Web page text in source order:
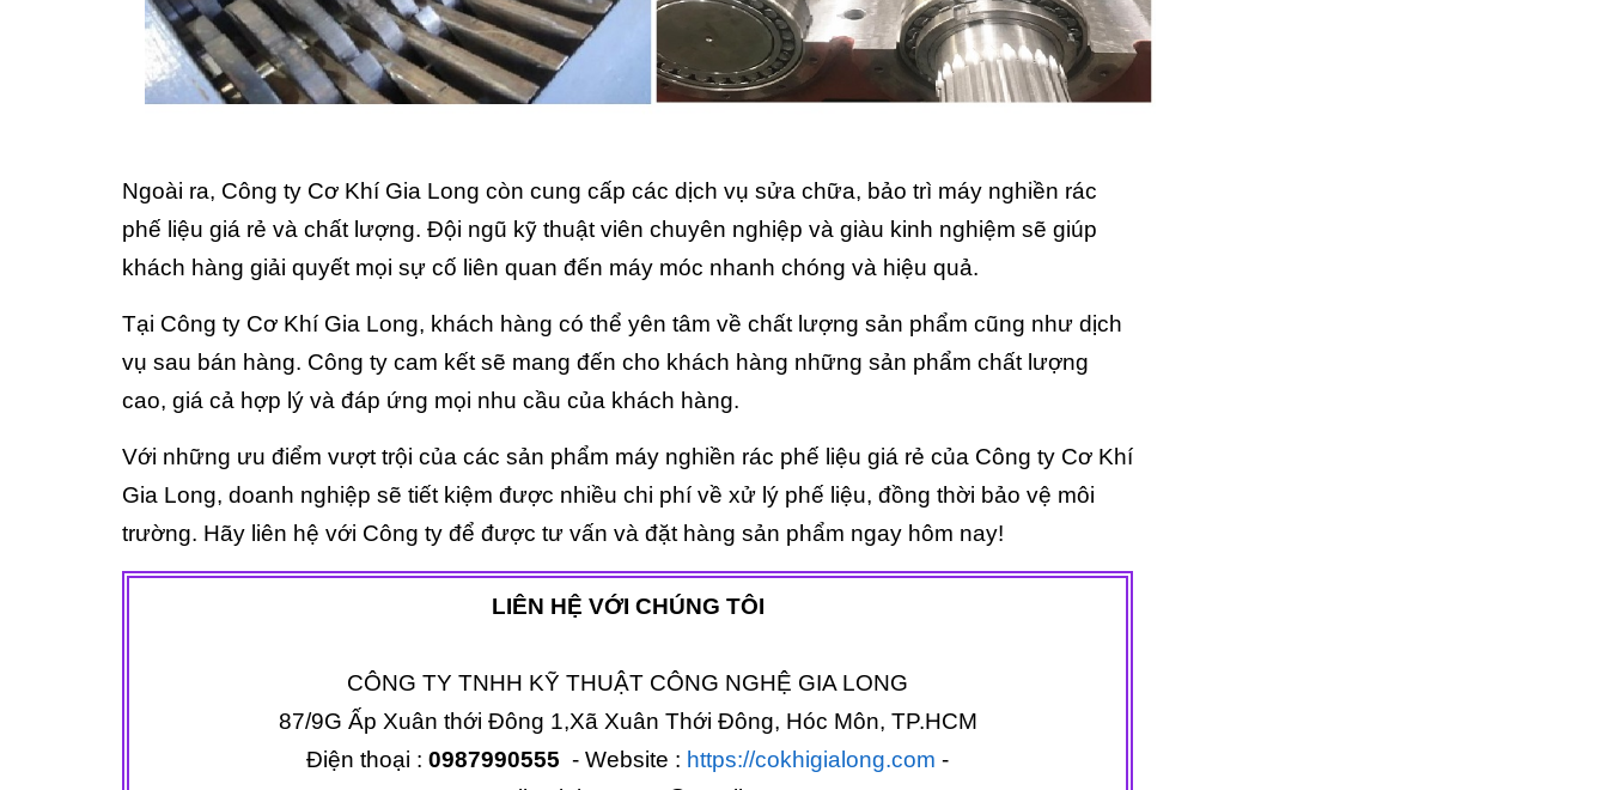
Ngoài ra, Công ty Cơ Khí Gia Long còn cung cấp các dịch vụ sửa chữa, bảo trì máy nghiền rác
phế liệu giá rẻ và chất lượng. Đội ngũ kỹ thuật viên chuyên nghiệp và giàu kinh nghiệm sẽ giúp
khách hàng giải quyết mọi sự cố liên quan đến máy móc nhanh chóng và hiệu quả.
Tại Công ty Cơ Khí Gia Long, khách hàng có thể yên tâm về chất lượng sản phẩm cũng như dịch
vụ sau bán hàng. Công ty cam kết sẽ mang đến cho khách hàng những sản phẩm chất lượng
cao, giá cả hợp lý và đáp ứng mọi nhu cầu của khách hàng.
Với những ưu điểm vượt trội của các sản phẩm máy nghiền rác phế liệu giá rẻ của Công ty Cơ Khí
Gia Long, doanh nghiệp sẽ tiết kiệm được nhiều chi phí về xử lý phế liệu, đồng thời bảo vệ môi
trường. Hãy liên hệ với Công ty để được tư vấn và đặt hàng sản phẩm ngay hôm nay!
LIÊN HỆ VỚI CHÚNG TÔI
CÔNG TY TNHH KỸ THUẬT CÔNG NGHỆ GIA LONG
87/9G Ấp Xuân thới Đông 1,Xã Xuân Thới Đông, Hóc Môn, TP.HCM
Điện thoại : 0987990555 - Website : https://cokhigialong.com -